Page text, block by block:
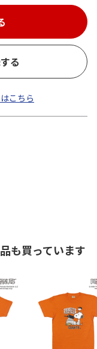
る
こちら
も買っています